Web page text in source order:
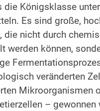
die Königsklasse
Es sind große,
die nicht durch
werden können,
veränderten
Mikroorganismen
– gewonnen